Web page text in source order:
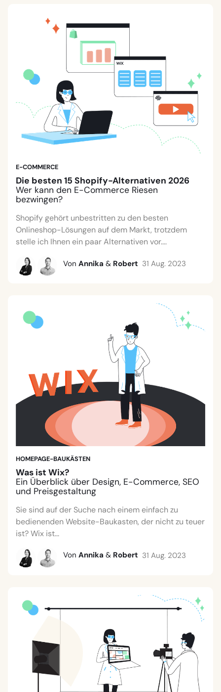
E-COMMERCE
Die besten 15 Shopify-Alternativen 2026
Wer kann den E-Commerce Riesen
bezwingen?
Shopify gehört unbestritten zu den besten
Onlineshop-Lösungen auf dem Markt, trotzdem
stelle ich Ihnen ein paar Alternativen vor....
Von Annika & Robert 31 Aug. 2023
HOMEPAGE-BAUKÄSTEN
Was ist Wix?
Ein Überblick über Design, E-Commerce, SEO
und Preisgestaltung
Sie sind auf der Suche nach einem einfach zu
bedienenden Website-Baukasten, der nicht zu teuer
ist? Wix ist...
Von Annika & Robert 31 Aug. 2023